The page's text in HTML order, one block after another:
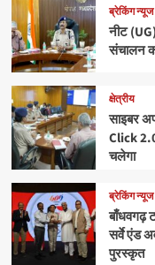
ब्रेकिंग न्यूज
नीट (UG)
संचालन
क्षेत्रीय
साइबर
Click
चलेगा
ब्रेकिंग न्यूज
बाँधवगढ़
सर्वे एंड
पुरस्कृत